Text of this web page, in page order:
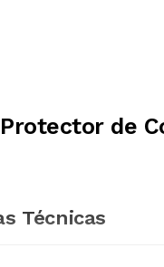
Protector de
Técnicas